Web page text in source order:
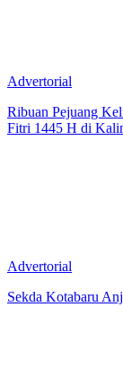
Advertorial
Ribuan Pejuang
Fitri 1445 H di
Advertorial
Sekda Kotabaru